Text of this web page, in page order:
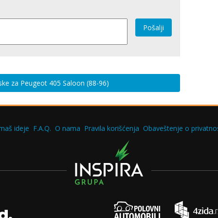
Pošalji
za Peugeot 405 Saloon (88-96)
ideje F.A.Q. O nama Pravila korišćenja Obaveštenje o